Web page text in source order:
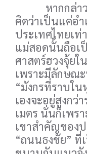
หากกล่าวถึ
คิดว่าเป็นแค่อ
ประเทศไทยเ
แม่สอดนั้นถือเ
ศาสตร์ฮวงจุ้ยใ
เพราะมีลักษณ
“มังกรที่ราบใ
เองจะอยู่สูงกว่
เมตร นั่นก็เพร
เขาสำคัญของ
“ถนนธงชัย” ที่